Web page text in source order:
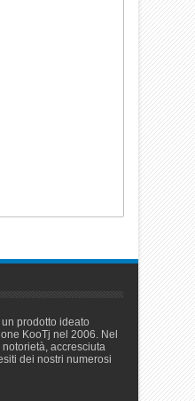
un prodotto ideato
KooTj nel 2006. Nel
accresciuta
dei nostri numerosi